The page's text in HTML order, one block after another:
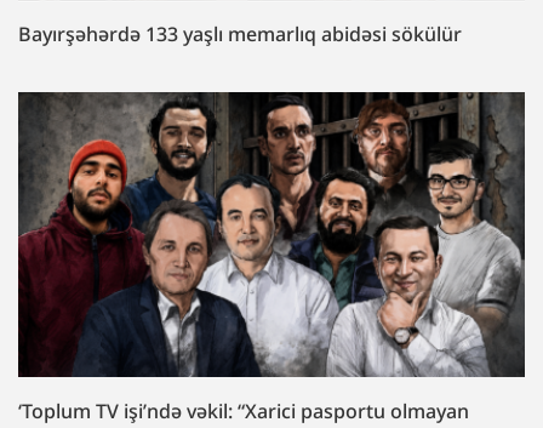
Bayırşəhərdə 133 yaşlı memarlıq abidəsi sökülür
‘Toplum TV işi’ndə vəkil: “Xarici pasportu olmayan